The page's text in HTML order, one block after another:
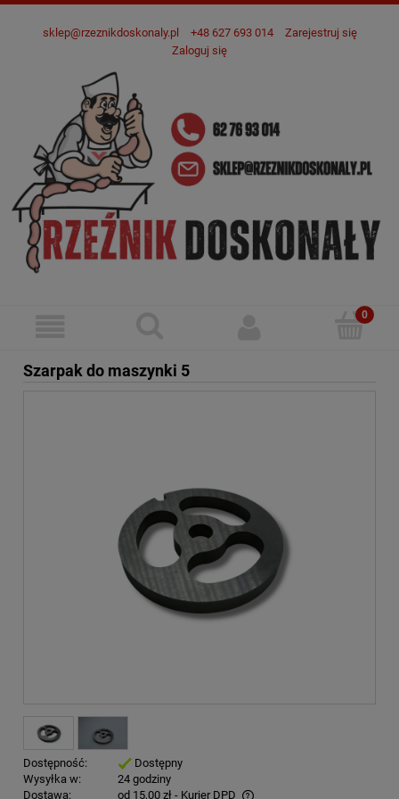
sklep@rzeznikdoskonaly.pl +48 627 693 014
Zarejestruj się
Zaloguj się
Szarpak do maszynki 5
Dostępność:
Dostępny
Wysyłka w:
24 godziny
Dostawa:
od 15,00 zł - Kurier DPD